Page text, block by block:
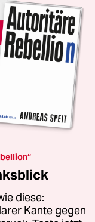
diese:
Kante gegen